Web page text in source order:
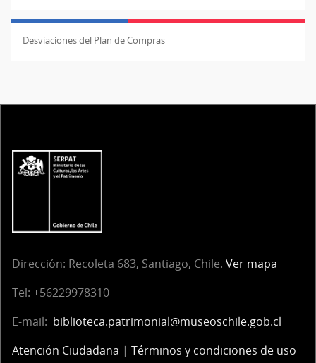
Desviaciones del Plan de Compras
Dirección: Recoleta 683, Santiago, Chile. Ver mapa
Tel: +56229978310
E-mail: biblioteca.patrimonial@museoschile.gob.cl
Atención Ciudadana | Términos y condiciones de uso